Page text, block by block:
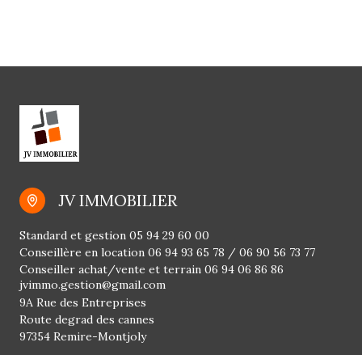
JV IMMOBILIER
jvimmo.gestion@gmail.com
Standard et gestion 05 94 29 60 00
Conseillère en location 06 94 93 65 78 / 06 90 56 73 77
Conseiller achat/vente et terrain 06 94 06 86 86
9A Rue des Entreprises
Route degrad des cannes
97354 Remire-Montjoly